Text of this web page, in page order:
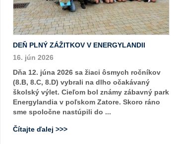
DEŇ PLNÝ ZÁŽITKOV V ENERGYLANDII
16. jún 2026
Dňa 12. júna 2026 sa žiaci ôsmych ročníkov
(8.B, 8.C, 8.D) vybrali na dlho očakávaný
školský výlet. Cieľom bol známy zábavný park
Energylandia v poľskom Zatore. Skoro ráno
sme spoločne nastúpili do ...
Čítajte ďalej >>>